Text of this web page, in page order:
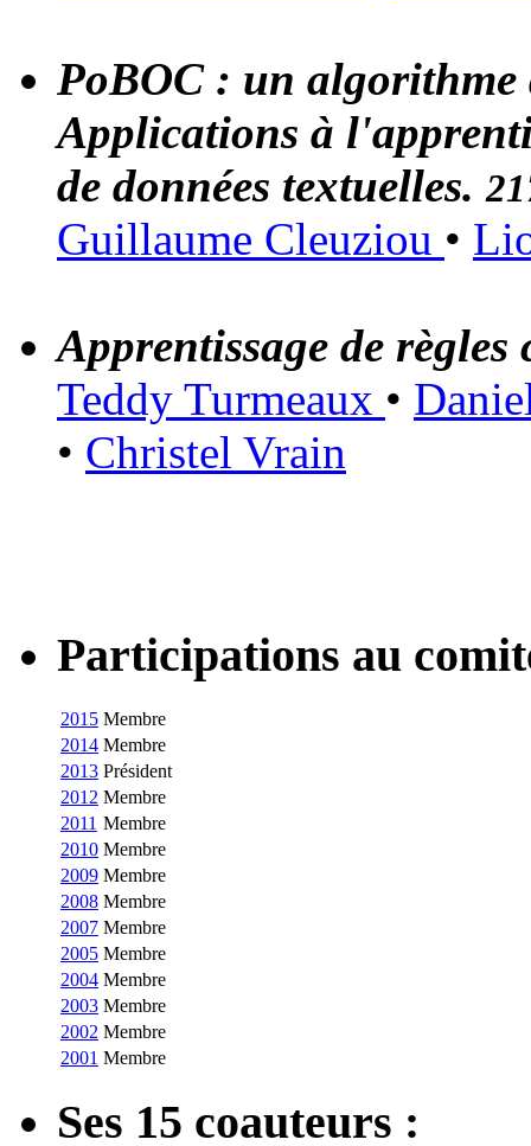
PoBOC : un
Applications à
de données textuelles.
Guillaume Cleuziou •
Apprentissage de
Teddy Turmeaux •
• Christel Vrain
Participations au
2015 Membre
2014 Membre
2013 Président
2012 Membre
2011 Membre
2010 Membre
2009 Membre
2008 Membre
2007 Membre
2005 Membre
2004 Membre
2003 Membre
2002 Membre
2001 Membre
Ses 15 coauteurs :